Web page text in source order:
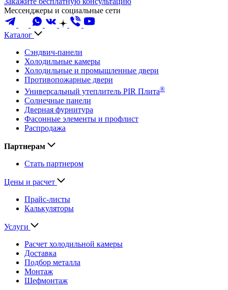
Мессенджеры и социальные сети
Каталог
Сэндвич-панели
Холодильные камеры
Холодильные и промышленные двери
Противопожарные двери
Универсальный утеплитель PIR Плита®
Солнечные панели
Дверная фурнитура
Фасонные элементы и профлист
Распродажа
Партнерам
Стать партнером
Цены и расчет
Прайс-листы
Калькуляторы
Услуги
Расчет холодильной камеры
Доставка
Подбор металла
Монтаж
Шефмонтаж